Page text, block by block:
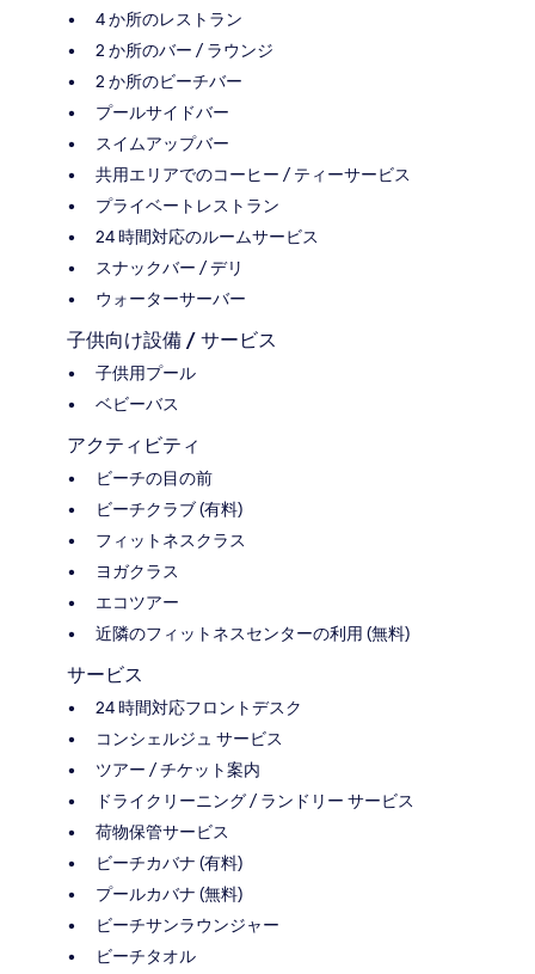
4 か所のレストラン
2 か所のバー / ラウンジ
2 か所のビーチバー
プールサイドバー
スイムアップバー
共用エリアでのコーヒー / ティーサービス
プライベートレストラン
24 時間対応のルームサービス
スナックバー / デリ
ウォーターサーバー
子供向け設備 / サービス
子供用プール
ベビーバス
アクティビティ
ビーチの目の前
ビーチクラブ (有料)
フィットネスクラス
ヨガクラス
エコツアー
近隣のフィットネスセンターの利用 (無料)
サービス
24 時間対応フロントデスク
コンシェルジュ サービス
ツアー / チケット案内
ドライクリーニング / ランドリー サービス
荷物保管サービス
ビーチカバナ (有料)
プールカバナ (無料)
ビーチサンラウンジャー
ビーチタオル